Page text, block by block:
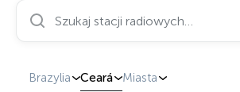
Szukaj stacji radiowych…
Brazylia Ceará Miasta